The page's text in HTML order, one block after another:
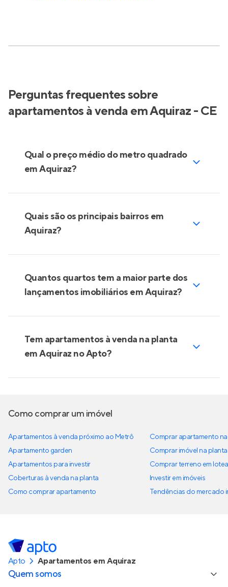
Perguntas frequentes sobre
apartamentos à venda em Aquiraz - CE
Qual o preço médio do metro quadrado
em Aquiraz?
Quais são os principais bairros em
Aquiraz?
Quantos quartos tem a maior parte dos
lançamentos imobiliários em Aquiraz?
Tem apartamentos à venda na planta
em Aquiraz no Apto?
Como comprar um imóvel
Apartamentos à venda próximo ao Metrô
Apartamento garden
Apartamentos para investir
Coberturas à venda na planta
Como comprar apartamento
Comprar apartamento
Comprar imóvel na planta
Comprar terreno em
Investir em imóveis
Tendências do mercado
Apto Apartamentos em Aquiraz
Quem somos